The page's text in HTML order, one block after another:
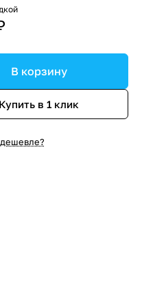
В корзину
Купить в 1 клик